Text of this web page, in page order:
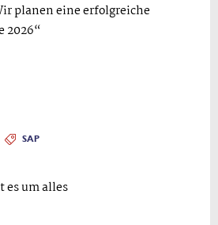
planen eine erfolgreiche
2026“
SAP
es um alles